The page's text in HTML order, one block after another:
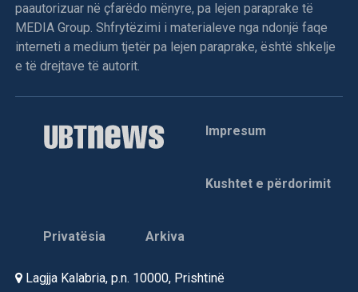
paautorizuar në çfarëdo mënyre, pa lejen paraprake të
MEDIA Group. Shfrytëzimi i materialeve nga ndonjë faqe
interneti a medium tjetër pa lejen paraprake, është shkelje
e të drejtave të autorit.
Impresum
Kushtet e përdorimit
Privatësia Arkiva
Lagjja Kalabria, p.n. 10000, Prishtinë